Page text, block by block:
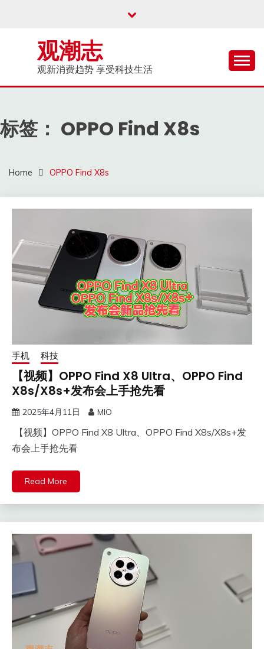
观潮志
观新消费趋势 享受科技生活
标签： OPPO Find X8s
Home OPPO Find X8s
手机 科技
【视频】OPPO Find X8 Ultra、OPPO Find
X8s/X8s+发布会上手抢先看
2025年4月11日 MIO
【视频】OPPO Find X8 Ultra、OPPO Find X8s/X8s+发
布会上手抢先看
Read More